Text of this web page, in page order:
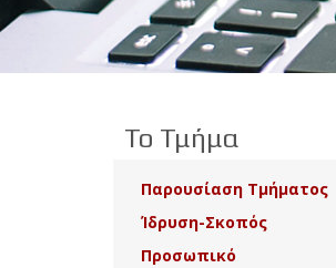
Το Τμήμα
Παρουσίαση Τμήματος
Ίδρυση-Σκοπός
Προσωπικό